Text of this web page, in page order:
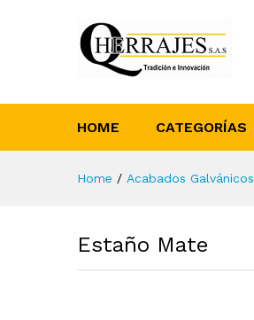
HOME CATEGORÍAS
Home / Acabados Galvánicos
Estaño Mate